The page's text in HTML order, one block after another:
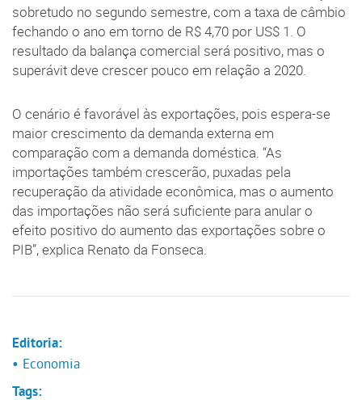
sobretudo no segundo semestre, com a taxa de câmbio
fechando o ano em torno de R$ 4,70 por US$ 1. O
resultado da balança comercial será positivo, mas o
superávit deve crescer pouco em relação a 2020.
O cenário é favorável às exportações, pois espera-se
maior crescimento da demanda externa em
comparação com a demanda doméstica. “As
importações também crescerão, puxadas pela
recuperação da atividade econômica, mas o aumento
das importações não será suficiente para anular o
efeito positivo do aumento das exportações sobre o
PIB”, explica Renato da Fonseca.
Editoria:
• Economia
Tags: